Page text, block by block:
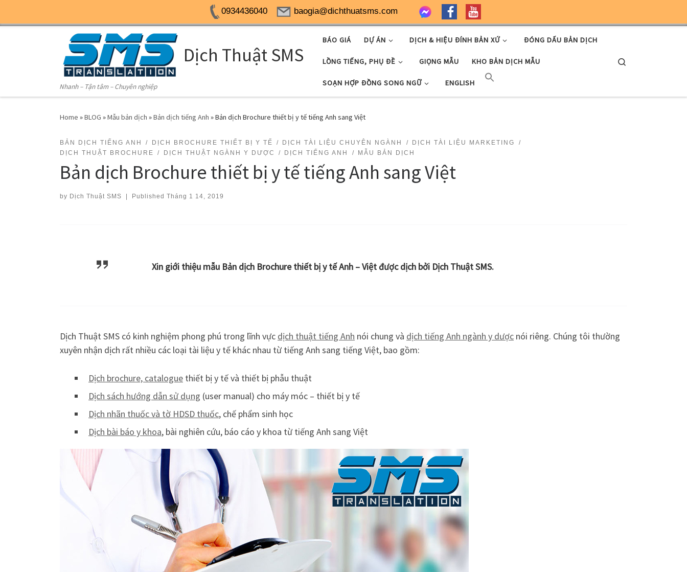
0934436040 baogia@dichthuatsms.com
Dịch Thuật SMS
Nhanh – Tận tâm – Chuyên nghiệp
BÁO GIÁ DỰ ÁN DỊCH & HIỆU ĐÍNH BẢN XỨ ĐÓNG DẤU BẢN DỊCH
LỒNG TIẾNG, PHỤ ĐỀ GIỌNG MẪU KHO BẢN DỊCH MẪU
SOẠN HỢP ĐỒNG SONG NGỮ ENGLISH
Home »BLOG »Mẫu bản dịch »Bản dịch tiếng Anh »Bản dịch Brochure thiết bị y tế tiếng Anh sang Việt
BẢN DỊCH TIẾNG ANH DỊCH BROCHURE THIẾT BỊ Y TẾ DỊCH TÀI LIỆU CHUYÊN NGÀNH
DỊCH TÀI LIỆU MARKETING
DỊCH THUẬT BROCHURE
DỊCH THUẬT NGÀNH Y DƯỢC DỊCH TIẾNG ANH MẪU BẢN DỊCH
Bản dịch Brochure thiết bị y tế tiếng Anh sang Việt
by Dịch Thuật SMS Published Tháng 1 14, 2019
Xin giới thiệu mẫu Bản dịch Brochure thiết bị y tế Anh – Việt được dịch bởi Dịch Thuật SMS.
Dịch Thuật SMS có kinh nghiệm phong phú trong lĩnh vực dịch thuật tiếng Anh nói chung và dịch tiếng Anh ngành y dược nói riêng. Chúng tôi thường
xuyên nhận dịch rất nhiều các loại tài liệu y tế khác nhau từ tiếng Anh sang tiếng Việt, bao gồm:
Dịch brochure, catalogue thiết bị y tế và thiết bị phẫu thuật
Dịch sách hướng dẫn sử dụng (user manual) cho máy móc – thiết bị y tế
Dịch nhãn thuốc và tờ HDSD thuốc, chế phẩm sinh học
Dịch bài báo y khoa, bài nghiên cứu, báo cáo y khoa từ tiếng Anh sang Việt